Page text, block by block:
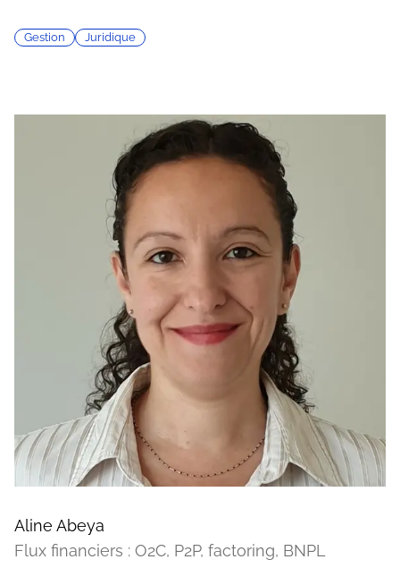
Gestion Juridique
Aline Abeya
Flux financiers : O2C, P2P, factoring, BNPL